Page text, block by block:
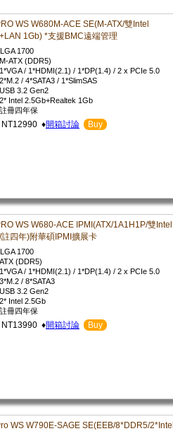
WS W680M-ACE SE(M-ATX/雙Intel
1Gb) *支援BMC遠端管理
1700
ATX (DDR5)
/ 1*HDMI(2.1) / 1*DP(1.4) / 2 x PCIe 5.0
/ 4*SATA3 / 1*SlimSAS
3.2 Gen2
Intel 2.5Gb+Realtek 1Gb
冊四年保
NT12990 ♦開箱討論 Buy
WS W680-ACE IPMI(ATX/1A1H1P/雙Intel
四年)附華碩IPMI擴展卡
1700
(DDR5)
/ 1*HDMI(2.1) / 1*DP(1.4) / 2 x PCIe 5.0
/ 8*SATA3
3.2 Gen2
Intel 2.5Gb
冊四年保
NT13990 ♦開箱討論 Buy
WS W790E-SAGE SE(EEB/8*DDR5/